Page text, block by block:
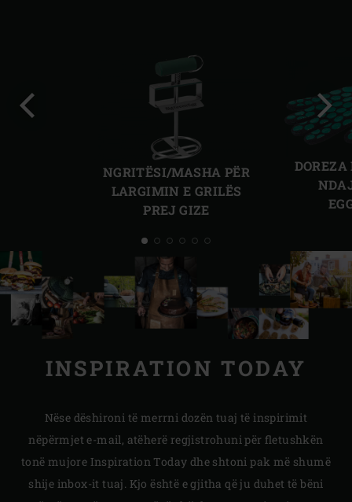
NGRITËSI/MASHA PËR
LARGIMIN E GRILËS
PREJ GIZE
Slajdi
INSPIRATION TODAY
Nëse dëshironi të merrni dozën tuaj të inspirimit
nëpërmjet e-mail, atëherë regjistrohuni për fletushkën
tonë mujore Inspiration Today dhe shtoni pak më shumë
shije inbox-it tuaj. Kjo është e gjitha që ju duhet të bëni